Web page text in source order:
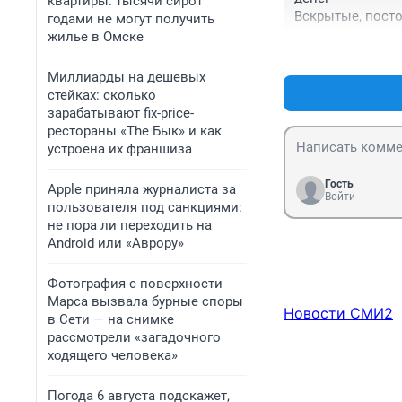
годами не могут получить
жилье в Омске
Миллиарды на дешевых
стейках: сколько
зарабатывают fix-price-
рестораны «The Бык» и как
устроена их франшиза
Apple приняла журналиста за
пользователя под санкциями:
не пора ли переходить на
Android или «Аврору»
Фотография с поверхности
Марса вызвала бурные споры
в Сети — на снимке
рассмотрели «загадочного
ходящего человека»
Погода 6 августа подскажет,
Вскрытые,
Вот и
недостроенная
А на вершине
А перекрытие
стороны этого
Гость
Войти
Новости СМИ2